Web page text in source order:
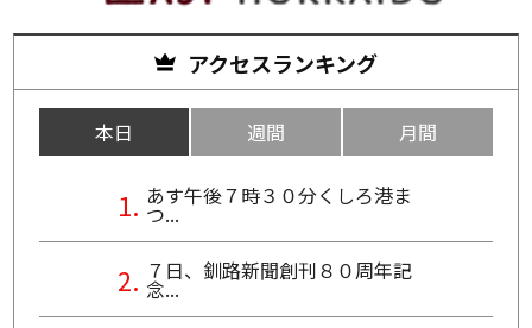
アクセスランキング
本日 週間 月間
あす午後７時３０分くしろ港ま
つ...
７日、釧路新聞創刊８０周年記
念...